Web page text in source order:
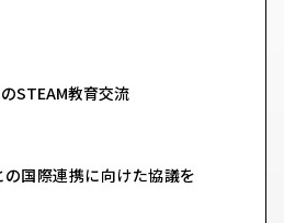
STEAM教育交流
国際連携に向けた協議を